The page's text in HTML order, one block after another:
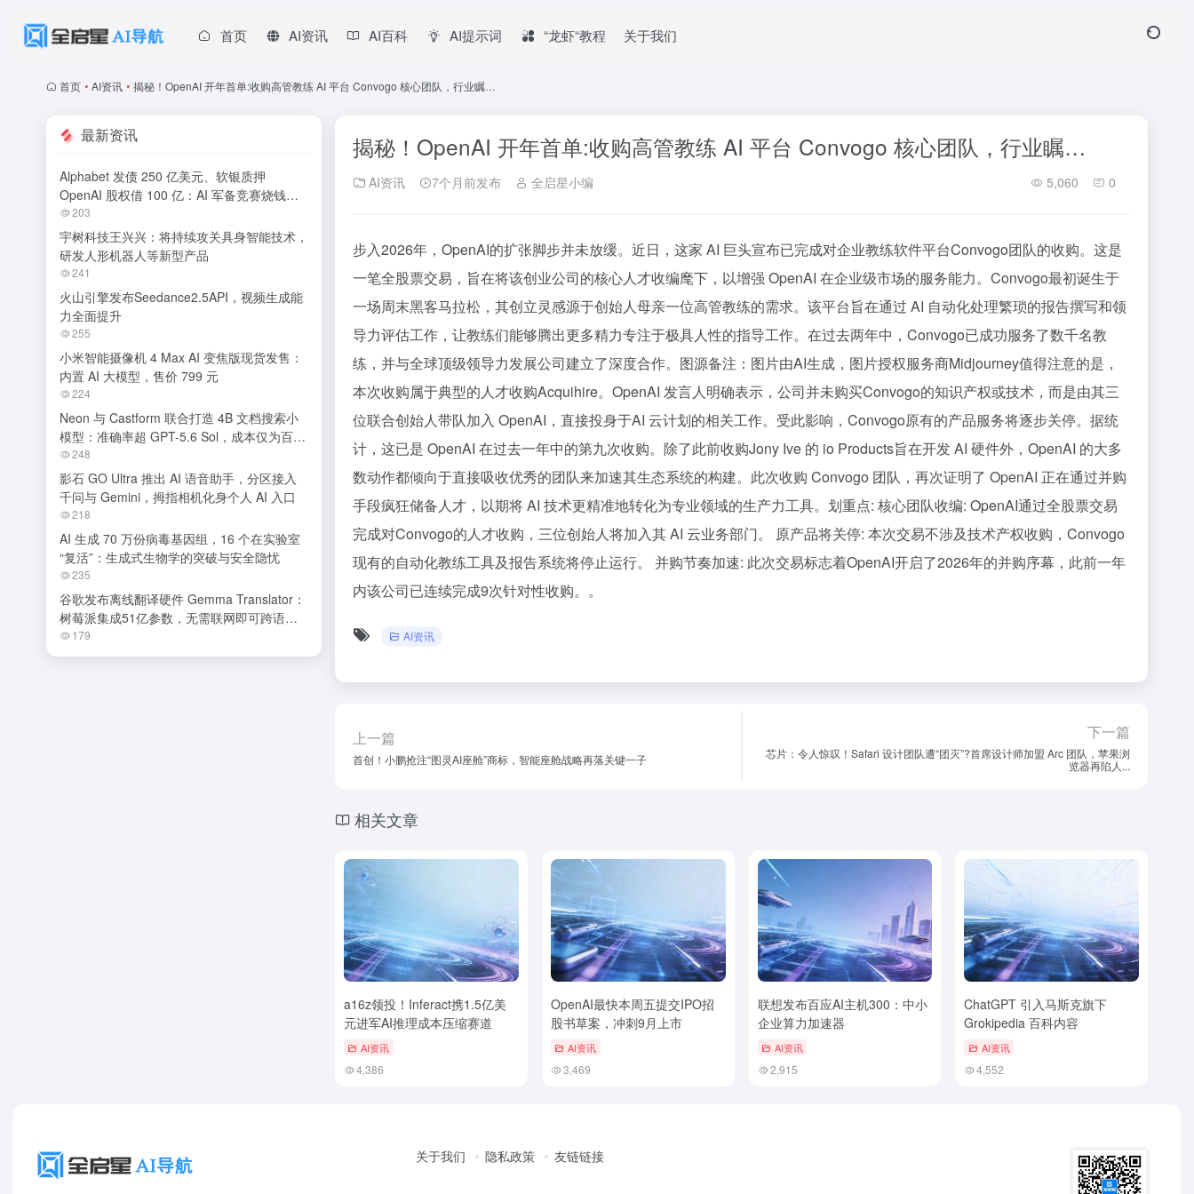
首页 AI资讯 AI百科 AI提示词 “龙虾“教程 关于我们
首页 • AI资讯 • 揭秘！​OpenAI 开年首单:收购高管教练 AI 平台 Convogo 核心团队，行业瞩…
揭秘！​OpenAI 开年首单:收购高管教练 AI 平台 Convogo 核心团队，行业瞩…
AI资讯 7个月前发布 全启星小编 5,060 0
步入2026年，OpenAI的扩张脚步并未放缓。近日，这家 AI 巨头宣布已完成对企业教练软件平台Convogo团队的收购。这是
一笔全股票交易，旨在将该创业公司的核心人才收编麾下，以增强 OpenAI 在企业级市场的服务能力。Convogo最初诞生于
一场周末黑客马拉松，其创立灵感源于创始人母亲一位高管教练的需求。该平台旨在通过 AI 自动化处理繁琐的报告撰写和领
导力评估工作，让教练们能够腾出更多精力专注于极具人性的指导工作。在过去两年中，Convogo已成功服务了数千名教
练，并与全球顶级领导力发展公司建立了深度合作。图源备注：图片由AI生成，图片授权服务商Midjourney值得注意的是，
本次收购属于典型的人才收购Acquihire。OpenAI 发言人明确表示，公司并未购买Convogo的知识产权或技术，而是由其三
位联合创始人带队加入 OpenAI，直接投身于AI 云计划的相关工作。受此影响，Convogo原有的产品服务将逐步关停。据统
计，这已是 OpenAI 在过去一年中的第九次收购。除了此前收购Jony Ive 的 io Products旨在开发 AI 硬件外，OpenAI 的大多
数动作都倾向于直接吸收优秀的团队来加速其生态系统的构建。此次收购 Convogo 团队，再次证明了 OpenAI 正在通过并购
手段疯狂储备人才，以期将 AI 技术更精准地转化为专业领域的生产力工具。划重点: 核心团队收编: OpenAI通过全股票交易
完成对Convogo的人才收购，三位创始人将加入其 AI 云业务部门。 原产品将关停: 本次交易不涉及技术产权收购，Convogo
现有的自动化教练工具及报告系统将停止运行。 并购节奏加速: 此次交易标志着OpenAI开启了2026年的并购序幕，此前一年
内该公司已连续完成9次针对性收购。。
AI资讯
上一篇
首创！小鹏抢注“图灵AI座舱”商标，智能座舱战略再落关键一子
下一篇
芯片：令人惊叹！Safari 设计团队遭“团灭”?首席设计师加盟 Arc 团队，苹果浏
览器再陷人...
相关文章
a16z领投！Inferact携1.5亿美
元进军AI推理成本压缩赛道
AI资讯
4,386
OpenAI最快本周五提交IPO招
股书草案，冲刺9月上市
AI资讯
3,469
联想发布百应AI主机300：中小
企业算力加速器
AI资讯
2,915
ChatGPT 引入马斯克旗下
Grokipedia 百科内容
AI资讯
4,552
最新资讯
Alphabet 发债 250 亿美元、软银质押
OpenAI 股权借 100 亿：AI 军备竞赛烧钱无
休止
203
宇树科技王兴兴：将持续攻关具身智能技术，
研发人形机器人等新型产品
241
火山引擎发布Seedance2.5API，视频生成能
力全面提升
255
小米智能摄像机 4 Max AI 变焦版现货发售：
内置 AI 大模型，售价 799 元
224
Neon 与 Castform 联合打造 4B 文档搜索小
模型：准确率超 GPT-5.6 Sol，成本仅为百分
之一
248
影石 GO Ultra 推出 AI 语音助手，分区接入
千问与 Gemini，拇指相机化身个人 AI 入口
218
AI 生成 70 万份病毒基因组，16 个在实验室
“复活”：生成式生物学的突破与安全隐忧
235
谷歌发布离线翻译硬件 Gemma Translator：
树莓派集成51亿参数，无需联网即可跨语种
交流
179
关于我们 隐私政策 友链链接